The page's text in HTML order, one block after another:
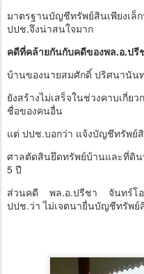
มาตรฐานบัญชีทรัพย์สินเพียงเล็
ปปช.จึงน่าสนใจมาก
คดีที่คล้ายกันกับคดีของพล.อ.ปรี
บ้านของนายสมศักดิ์ ปริศนานัน
ยังสร้างไม่เสร็จในช่วงคาบเกี่
ชื่อของคนอื่น
แต่ ปปช.บอกว่า แจ้งบัญชีทรัพย์
ศาลตัดสินยึดทรัพย์บ้านและที่ดิ
5 ปี
ส่วนคดี พล.อ.ปรีชา จันทร์
ปปช.ว่า ไม่เจตนายื่นบัญชีทรัพย์